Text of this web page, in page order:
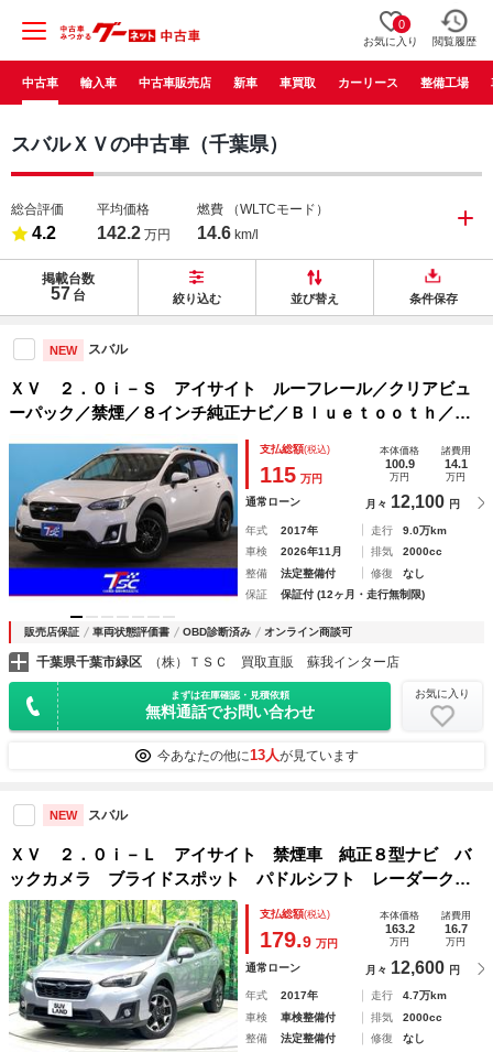
0
お気に入り 閲覧履歴
中古車 輸入車 中古車販売店 新車 車買取 カーリース 整備工場
スバルＸＶの中古車（千葉県）
総合評価
4.2
平均価格
142.2 万円
燃費 （WLTCモード）
14.6 km/l
掲載台数
57 台 絞り込む 並び替え 条件保存
NEW スバル
ＸＶ ２．０ｉ－Ｓ アイサイト ルーフレール／クリアビュ
ーパック／禁煙／８インチ純正ナビ／Ｂｌｕｅｔｏｏｔｈ／フ
ルセグ／Ｂカメラ／アイサイトＶｅｒ３／Ｘ－ＭＯＤＥ／アダ
プティブクルーズコントロール／ＥＴＣ２．０／ＬＥＤヘッド
ライト
支払総額(税込)
115 万円
本体価格
100.9
万円
諸費用
14.1
万円
通常ローン 月々 12,100 円
年式 2017年 走行
9.0万km
車検
2026年11月 排気
2000cc
整備
法定整備付 修復
なし
保証
保証付 (12ヶ月・走行無制限)
販売店保証 車両状態評価書 OBD診断済み オンライン商談可
千葉県千葉市緑区 （株）ＴＳＣ 買取直販 蘇我インター店
まずは在庫確認・見積依頼
無料通話でお問い合わせ
お気に入り
今あなたの他に13人が見ています
NEW スバル
ＸＶ ２．０ｉ－Ｌ アイサイト 禁煙車 純正８型ナビ バ
ックカメラ ブライドスポット パドルシフト レーダークル
ーズ コーナーセンサー ＬＥＤヘッド ルーフレール ＥＴ
Ｃ 純正１７インチアルミ オートハイビーム 車線逸脱警報
支払総額(税込)
179.9 万円
本体価格
163.2
万円
諸費用
16.7
万円
通常ローン 月々 12,600 円
年式 2017年 走行
4.7万km
車検
車検整備付 排気
2000cc
整備
法定整備付 修復
なし